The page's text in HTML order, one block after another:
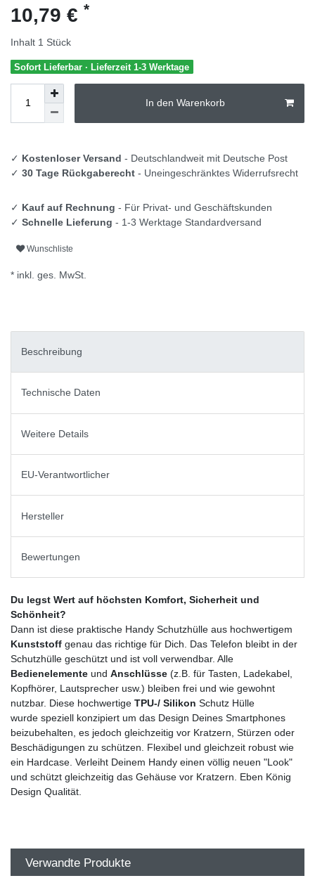
10,79 € *
Inhalt 1 Stück
Sofort Lieferbar · Lieferzeit 1-3 Werktage
In den Warenkorb
✓ Kostenloser Versand - Deutschlandweit mit Deutsche Post
✓ 30 Tage Rückgaberecht - Uneingeschränktes Widerrufsrecht
✓ Kauf auf Rechnung - Für Privat- und Geschäftskunden
✓ Schnelle Lieferung - 1-3 Werktage Standardversand
Wunschliste
* inkl. ges. MwSt.
Beschreibung
Technische Daten
Weitere Details
EU-Verantwortlicher
Hersteller
Bewertungen
Du legst Wert auf höchsten Komfort, Sicherheit und
Schönheit?
Dann ist diese praktische Handy Schutzhülle aus hochwertigem
Kunststoff genau das richtige für Dich. Das Telefon bleibt in der
Schutzhülle geschützt und ist voll verwendbar. Alle
Bedienelemente und Anschlüsse (z.B. für Tasten, Ladekabel,
Kopfhörer, Lautsprecher usw.) bleiben frei und wie gewohnt
nutzbar. Diese hochwertige TPU-/ Silikon Schutz Hülle
wurde speziell konzipiert um das Design Deines Smartphones
beizubehalten, es jedoch gleichzeitig vor Kratzern, Stürzen oder
Beschädigungen zu schützen. Flexibel und gleichzeit robust wie
ein Hardcase. Verleiht Deinem Handy einen völlig neuen "Look"
und schützt gleichzeitig das Gehäuse vor Kratzern. Eben König
Design Qualität.
Verwandte Produkte